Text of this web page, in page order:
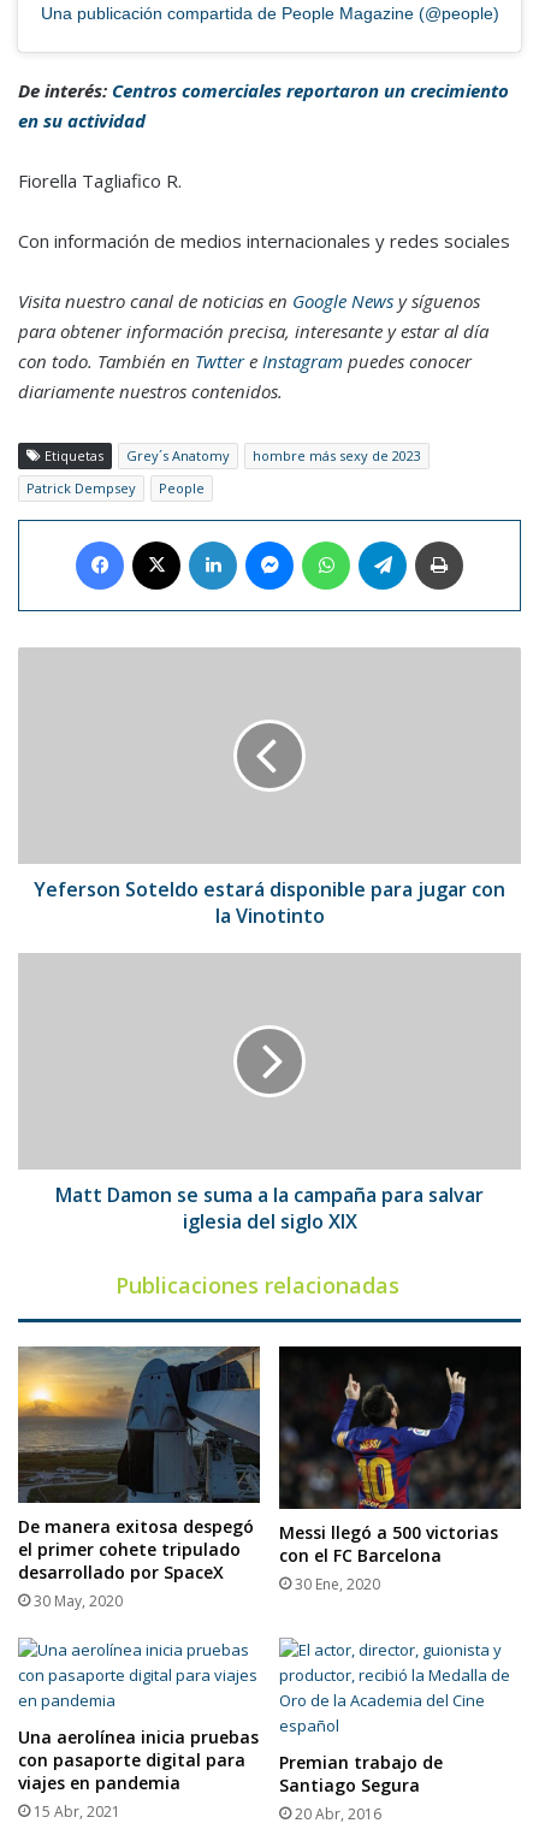
Una publicación compartida de People Magazine (@people)
De interés: Centros comerciales reportaron un crecimiento
en su actividad
Fiorella Tagliafico R.
Con información de medios internacionales y redes sociales
Visita nuestro canal de noticias en Google News y síguenos
para obtener información precisa, interesante y estar al día
con todo. También en Twttere Instagram puedes conocer
diariamente nuestros contenidos.
Etiquetas Grey´s Anatomy
hombre más sexy de 2023
Patrick Dempsey
People
Facebook LinkedIn MessengerWhatsAppTelegram
Vinotinto
Yeferson Soteldo estará disponible para jugar con
la Vinotinto
salvar
iglesiaMatt Damon se suma a la campaña para salvar
iglesia del siglo XIX
Publicaciones relacionadas
De manera exitosa despegó
el primer cohete tripulado
desarrollado por SpaceX
30 May, 2020
Messi llegó a 500 victorias
con el FC Barcelona
30 Ene, 2020
Una aerolínea inicia pruebas
con pasaporte digital para
viajes en pandemia
15 Abr, 2021
Premian trabajo de
Santiago Segura
20 Abr, 2016